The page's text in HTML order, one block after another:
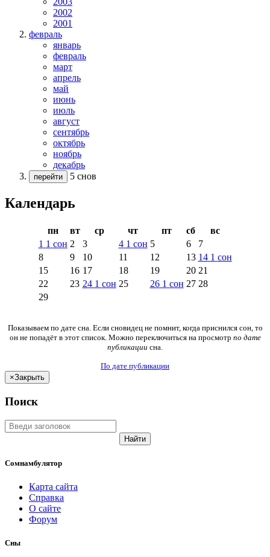
2002
2001
февраль
январь
февраль
март
апрель
май
июнь
июль
август
сентябрь
октябрь
ноябрь
декабрь
перейти 5 снов
Календарь
пн вт ср чт пт сб
вс
1 1 сон 2 3 4 1 сон 5 6
7
8
9 10 11 12 13 14 1 сон
15
16 17 18 19 20 21
22
23 24 1 сон 25 26 1 сон 27 28
29
Показываем по дате сна. Если сновидец не помнит, когда приснился сон, то
он не попадёт в этот список. Можно переключиться на просмотр по дате
публикации сна.
По дате публикации
×Закрыть
Поиск
Найти
Сомнамбулятор
Карта сайта
Справка
О сайте
Форум
Сны